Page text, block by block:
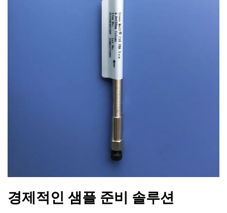
경제적인 샘플 준비 솔루션